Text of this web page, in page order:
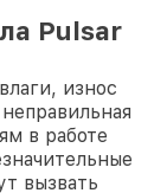
Pulsar
износ
в работе
вызвать